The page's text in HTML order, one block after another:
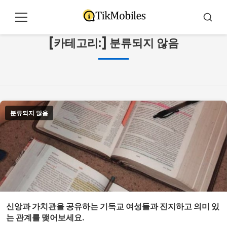
메
검
[카테고리:] 분류되지 않음
분류되지 않음
신앙과 가치관을 공유하는 기독교 여성들과 진지하고 의미 있
는 관계를 맺어보세요.